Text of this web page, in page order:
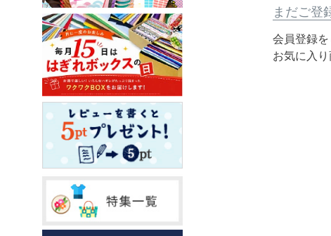
まだご登
会員登録
お気に入